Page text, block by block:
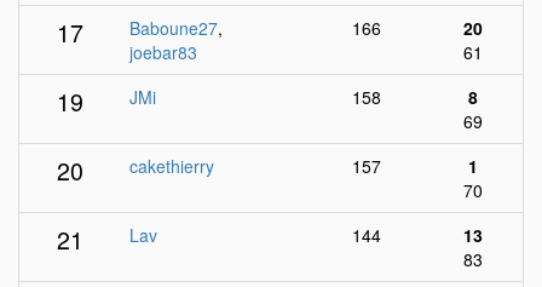
17 Baboune27,
joebar83
166
20
61
19 JMi 158
8
69
20 cakethierry 157
1
70
21 Lav 144
13
83